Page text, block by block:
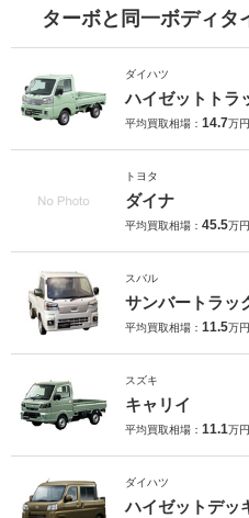
ターボと同一ボディタ
ダイハツ
ハイゼットトラ
平均買取相場： 14.7万
トヨタ
ダイナ
平均買取相場： 45.5万
スバル
サンバートラッ
平均買取相場： 11.5万
スズキ
キャリイ
平均買取相場： 11.1万
ダイハツ
ハイゼットデッ